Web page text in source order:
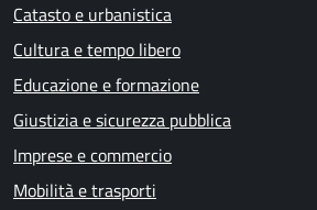
Catasto e urbanistica
Cultura e tempo libero
Educazione e formazione
Giustizia e sicurezza pubblica
Imprese e commercio
Mobilità e trasporti